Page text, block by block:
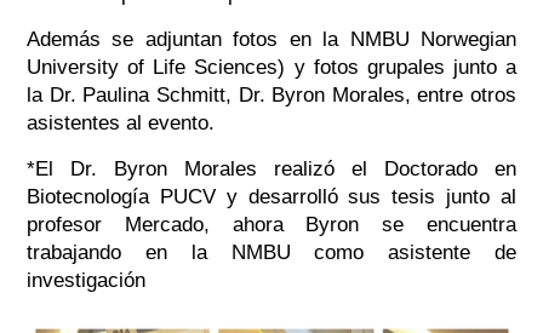
Además se adjuntan fotos en la NMBU Norwegian
University of Life Sciences) y fotos grupales junto a
la Dr. Paulina Schmitt, Dr. Byron Morales, entre otros
asistentes al evento.
*El Dr. Byron Morales realizó el Doctorado en
Biotecnología PUCV y desarrolló sus tesis junto al
profesor Mercado, ahora Byron se encuentra
trabajando en la NMBU como asistente de
investigación